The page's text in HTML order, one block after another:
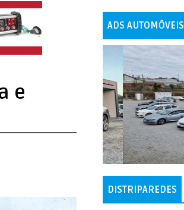
e
ADS AUTOMÓVEIS
DISTRIPAREDES